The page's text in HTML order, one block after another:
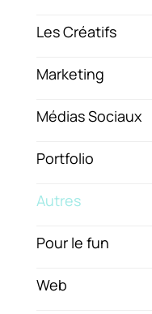
Les Créatifs
Marketing
Médias Sociaux
Portfolio
Autres
Pour le fun
Web